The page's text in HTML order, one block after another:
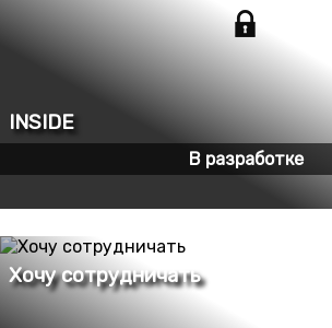
В разработке